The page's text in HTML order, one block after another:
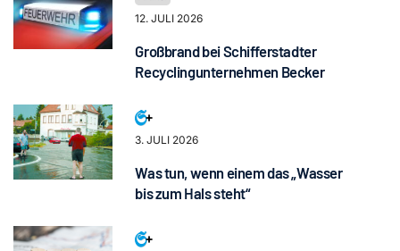
12. JULI 2026
Großbrand bei Schifferstadter
Recyclingunternehmen Becker
3. JULI 2026
Was tun, wenn einem das „Wasser
bis zum Hals steht“